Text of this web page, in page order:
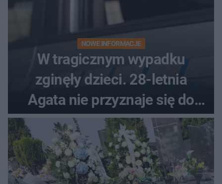
NOWE INFORMACJE
W tragicznym wypadku
zginęły dzieci. 28-letnia
Agata nie przyznaje się do
winy